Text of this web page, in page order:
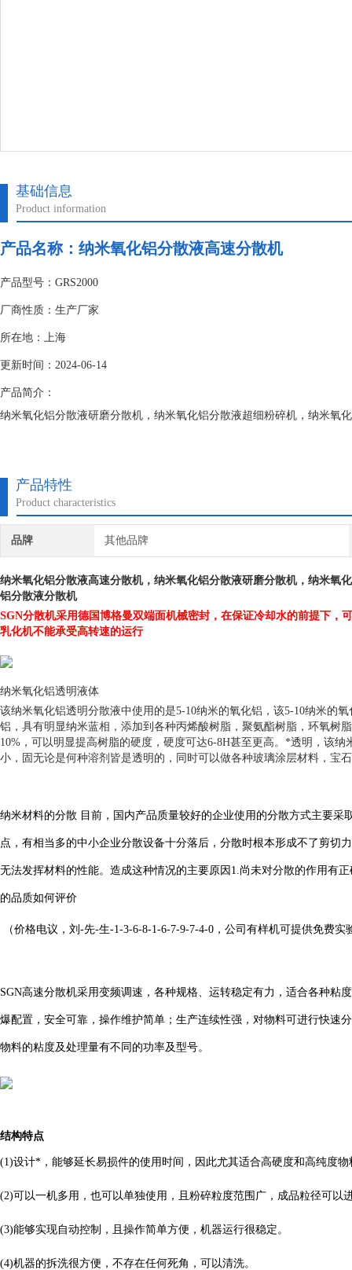
基础信息
Product information
产品名称：纳米氧化铝分散液高速分散机
产品型号：GRS2000
厂商性质：生产厂家
所在地：上海
更新时间：2024-06-14
产品简介：
纳米氧化铝分散液研磨分散机，纳米氧化铝分散液超细粉碎机，纳米氧
产品特性
Product characteristics
品牌 其他品牌
纳米氧化铝分散液高速分散机，纳米氧化铝分散液研磨分散机，纳米氧
铝分散液分散机
SGN分散机采用德国博格曼双端面机械密封，在保证冷却水的前提下，
乳化机不能承受高转速的运行
纳米氧化铝透明液体
该纳米氧化铝透明分散液中使用的是5-10纳米的氧化铝，该5-10纳米的氧
铝，具有明显纳米蓝相，添加到各种丙烯酸树脂，聚氨酯树脂，环氧树
10% ，可以明显提高树脂的硬度，硬度可达6-8H甚至更高。*透明，该纳
小，固无论是何种溶剂皆是透明的，同时可以做各种玻璃涂层材料，宝
纳米材料的分散 目前，国内产品质量较好的企业使用的分散方式主要
点，有相当多的中小企业分散设备十分落后，分散时根本形成不了剪切
无法发挥材料的性能。造成这种情况的主要原因1.尚未对分散的作用有
的品质如何评价
（价格电议，刘-先-生-1-3-6-8-1-6-7-9-7-4-0，公司有样机可提供免费实
SGN高速分散机采用变频调速，各种规格、运转稳定有力，适合各种
爆配置，安全可靠，操作维护简单；生产连续性强，对物料可进行快速
物料的粘度及处理量有不同的功率及型号。
结构特点
(1)设计*，能够延长易损件的使用时间，因此尤其适合高硬度和高纯度物
(2)可以一机多用，也可以单独使用，且粉碎粒度范围广，成品粒径可以
(3)能够实现自动控制，且操作简单方便，机器运行很稳定。
(4)机器的拆洗很方便，不存在任何死角，可以清洗。